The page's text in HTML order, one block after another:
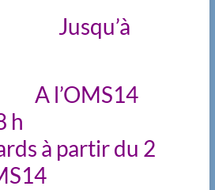
h
à partir du 2